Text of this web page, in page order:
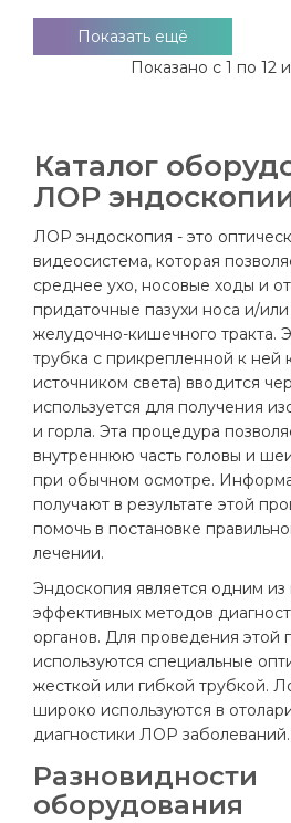
Показать ещё
Показано с 1 по 12
Каталог
ЛОР
ЛОР эндоскопия - это
видеосистема, которая
среднее ухо, носовые ходы и
придаточные пазухи носа и/
желудочно-кишечного тракта.
трубка с прикрепленной к ней
источником света) вводится
используется для получения
и горла. Эта процедура
внутреннюю часть головы и
при обычном осмотре.
получают в результате этой
помочь в постановке
лечении.
Эндоскопия является одним
эффективных методов
органов. Для проведения этой
используются специальные
жесткой или гибкой трубкой.
широко используются в
диагностики ЛОР заболеваний.
Разновидности
оборудования